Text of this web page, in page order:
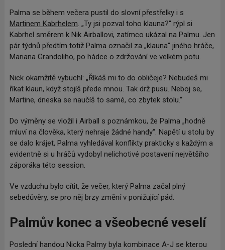
Palma se během večera pustil do slovní přestřelky i s
Martinem Kabrhelem. „Ty jsi pozval toho klauna?“ rýpl si
Kabrhel směrem k Nik Airballovi, zatímco ukázal na Palmu. Jen
pár týdnů předtím totiž Palma označil za „klauna“ jiného hráče,
Mariana Grandoliho, po hádce o zdržování ve velkém potu.
Nick okamžitě vybuchl: „Říkáš mi to do obličeje? Nebudeš mi
říkat klaun, když stojíš přede mnou. Tak drž pusu. Neboj se,
Martine, dneska se naučíš to samé, co zbytek stolu.“
Do výměny se vložil i Airball s poznámkou, že Palma „hodně
mluví na člověka, který nehraje žádné handy“. Napětí u stolu by
se dalo krájet, Palma vyhledával konflikty prakticky s každým a
evidentně si u hráčů vydobyl nelichotivé postavení největšího
záporáka této session.
Ve vzduchu bylo cítit, že večer, který Palma začal plný
sebedůvěry, se pro něj brzy změní v ponižující pád.
Palmův konec a všeobecné veselí
Poslední handou Nicka Palmy byla kombinace A-J se kterou